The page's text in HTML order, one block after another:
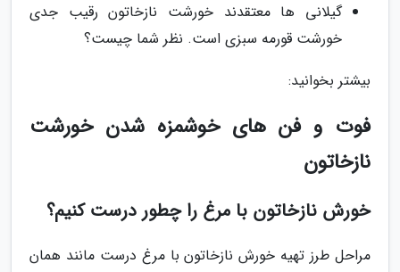
گیلانی ها معتقدند خورشت نازخاتون رقیب جدی
خورشت قورمه سبزی است. نظر شما چیست؟
بیشتر بخوانید:
فوت و فن های خوشمزه شدن خورشت
نازخاتون
خورش نازخاتون با مرغ را چطور درست کنیم؟
مراحل طرز تهیه خورش نازخاتون با مرغ درست مانند همان